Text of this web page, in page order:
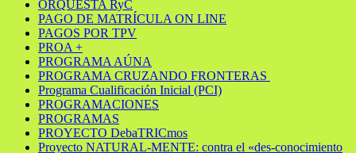
ORQUESTA RyC
PAGO DE MATRÍCULA ON LINE
PAGOS POR TPV
PROA +
PROGRAMA AÚNA
PROGRAMA CRUZANDO FRONTERAS
Programa Cualificación Inicial (PCI)
PROGRAMACIONES
PROGRAMAS
PROYECTO DebaTRICmos
Proyecto NATURAL-MENTE: contra el «des-conocimiento